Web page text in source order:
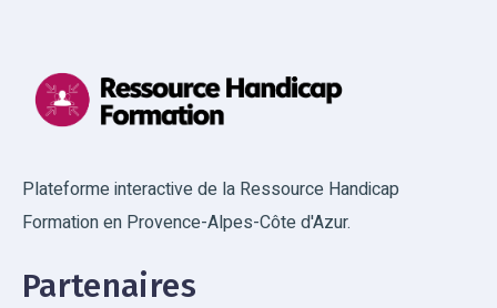
Plateforme interactive de la Ressource Handicap
Formation en Provence-Alpes-Côte d'Azur.
Partenaires